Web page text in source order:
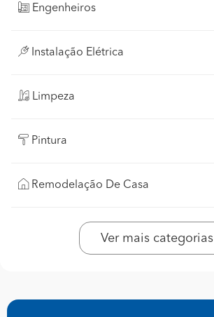
Engenheiros
Instalação Elétrica
Limpeza
Pintura
Remodelação De Casa
Ver mais categorias